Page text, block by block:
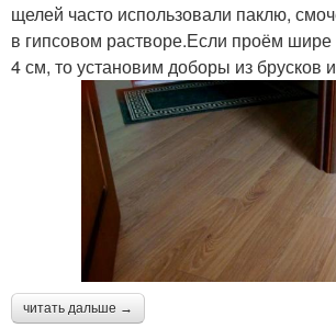
щелей часто использовали паклю,
в гипсовом растворе.Если проём шире
4 см, то установим доборы из брусков
читать дальше →